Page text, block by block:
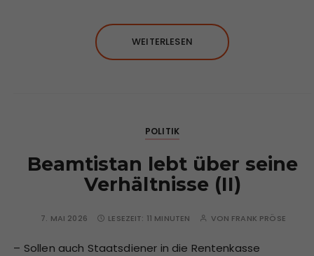
WEITERLESEN
POLITIK
Beamtistan lebt über seine
Verhältnisse (II)
7. MAI 2026 LESEZEIT: 11 MINUTEN VON FRANK PRÖSE
– Sollen auch Staatsdiener in die Rentenkasse